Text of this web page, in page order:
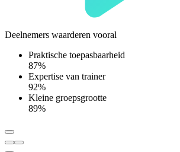
Deelnemers waarderen vooral
Praktische toepasbaarheid
87%
Expertise van trainer
92%
Kleine groepsgrootte
89%